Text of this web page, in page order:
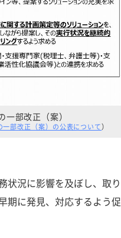
部改正（案）
一部改正（案）の公表について）
状況に影響を及ぼし、取り
期に発見、対応するよう促